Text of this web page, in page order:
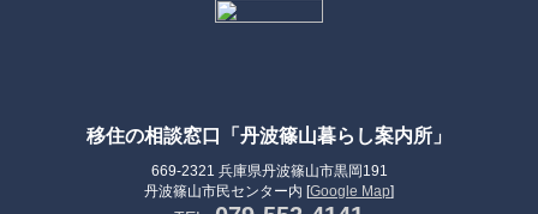
移住の相談窓口「丹波篠山暮らし案内所」
669-2321 兵庫県丹波篠山市黒岡191
丹波篠山市民センター内 [Google Map]